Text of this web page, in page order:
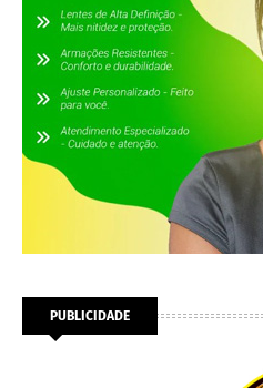
PUBLICIDADE